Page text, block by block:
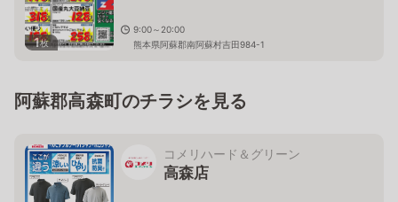
1枚
9:00～20:00
熊本県阿蘇郡南阿蘇村吉田984-1
阿蘇郡高森町のチラシを見る
コメリハード＆グリーン
高森店